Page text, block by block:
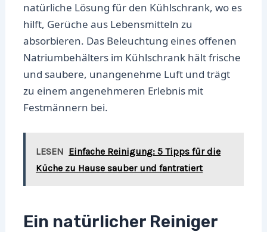
natürliche Lösung für den Kühlschrank, wo es
hilft, Gerüche aus Lebensmitteln zu
absorbieren. Das Beleuchtung eines offenen
Natriumbehälters im Kühlschrank hält frische
und saubere, unangenehme Luft und trägt
zu einem angenehmeren Erlebnis mit
Festmännern bei.
LESEN Einfache Reinigung: 5 Tipps für die
Küche zu Hause sauber und fantratiert
Ein natürlicher Reiniger